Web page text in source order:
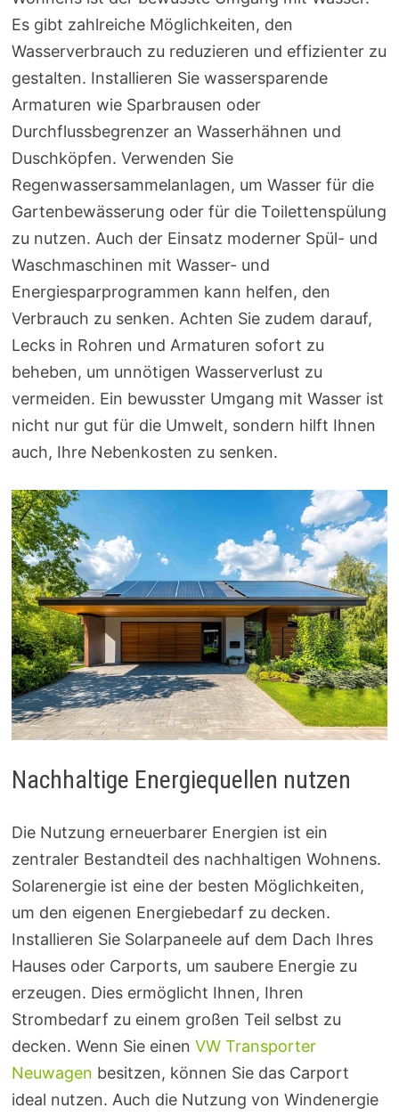
Es gibt zahlreiche Möglichkeiten, den
Wasserverbrauch zu reduzieren und effizienter zu
gestalten. Installieren Sie wassersparende
Armaturen wie Sparbrausen oder
Durchflussbegrenzer an Wasserhähnen und
Duschköpfen. Verwenden Sie
Regenwassersammelanlagen, um Wasser für die
Gartenbewässerung oder für die Toilettenspülung
zu nutzen. Auch der Einsatz moderner Spül- und
Waschmaschinen mit Wasser- und
Energiesparprogrammen kann helfen, den
Verbrauch zu senken. Achten Sie zudem darauf,
Lecks in Rohren und Armaturen sofort zu
beheben, um unnötigen Wasserverlust zu
vermeiden. Ein bewusster Umgang mit Wasser ist
nicht nur gut für die Umwelt, sondern hilft Ihnen
auch, Ihre Nebenkosten zu senken.
Nachhaltige Energiequellen nutzen
Die Nutzung erneuerbarer Energien ist ein
zentraler Bestandteil des nachhaltigen Wohnens.
Solarenergie ist eine der besten Möglichkeiten,
um den eigenen Energiebedarf zu decken.
Installieren Sie Solarpaneele auf dem Dach Ihres
Hauses oder Carports, um saubere Energie zu
erzeugen. Dies ermöglicht Ihnen, Ihren
Strombedarf zu einem großen Teil selbst zu
decken. Wenn Sie einen VW Transporter
Neuwagen besitzen, können Sie das Carport
ideal nutzen. Auch die Nutzung von Windenergie